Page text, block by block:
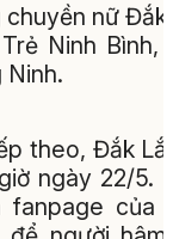
nữ Đắk
Ninh Bình,
Ninh.
theo, Đắk
ngày 22/5.
của